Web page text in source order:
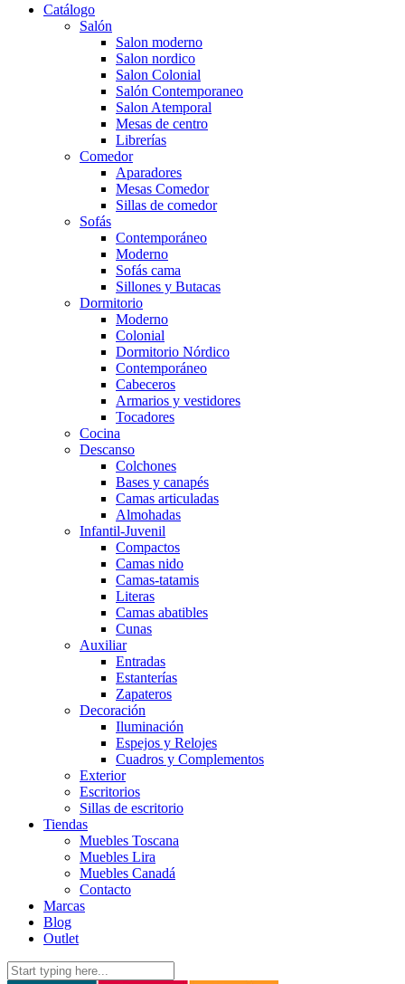
Catálogo
Salón
Salon moderno
Salon nordico
Salon Colonial
Salón Contemporaneo
Salon Atemporal
Mesas de centro
Librerías
Comedor
Aparadores
Mesas Comedor
Sillas de comedor
Sofás
Contemporáneo
Moderno
Sofás cama
Sillones y Butacas
Dormitorio
Moderno
Colonial
Dormitorio Nórdico
Contemporáneo
Cabeceros
Armarios y vestidores
Tocadores
Cocina
Descanso
Colchones
Bases y canapés
Camas articuladas
Almohadas
Infantil-Juvenil
Compactos
Camas nido
Camas-tatamis
Literas
Camas abatibles
Cunas
Auxiliar
Entradas
Estanterías
Zapateros
Decoración
Iluminación
Espejos y Relojes
Cuadros y Complementos
Exterior
Escritorios
Sillas de escritorio
Tiendas
Muebles Toscana
Muebles Lira
Muebles Canadá
Contacto
Marcas
Blog
Outlet